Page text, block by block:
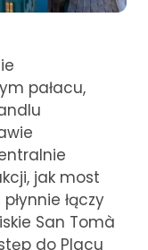
pałacu,
jak most
łączy
San Tomà
do Placu